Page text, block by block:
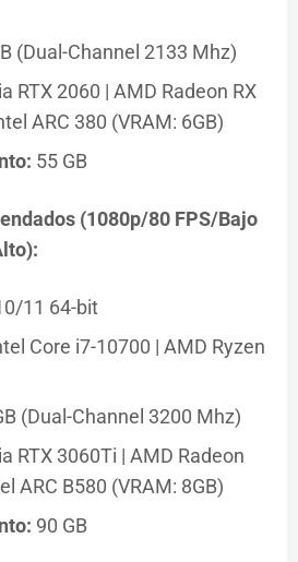
(Dual-Channel 2133 Mhz)
RTX 2060 | AMD Radeon RX
ARC 380 (VRAM: 6GB)
55 GB
(1080p/80 FPS/Bajo
11 64-bit
Core i7-10700 | AMD Ryzen
(Dual-Channel 3200 Mhz)
RTX 3060Ti | AMD Radeon
ARC B580 (VRAM: 8GB)
90 GB